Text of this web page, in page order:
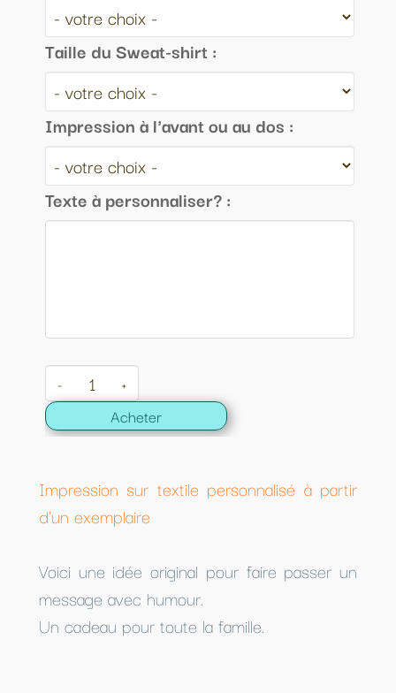
Taille du Sweat-shirt :
Impression à l'avant ou au dos :
Texte à personnaliser? :
- +
Acheter
Impression sur textile personnalisé à partir
d'un exemplaire
Voici une idée original pour faire passer un
message avec humour.
Un cadeau pour toute la famille.